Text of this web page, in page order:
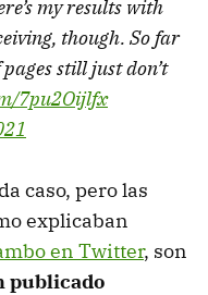
my results with
though. So far
still just don’t
7pu2Oijlfx
caso, pero las
explicaban
en Twitter, son
publicado